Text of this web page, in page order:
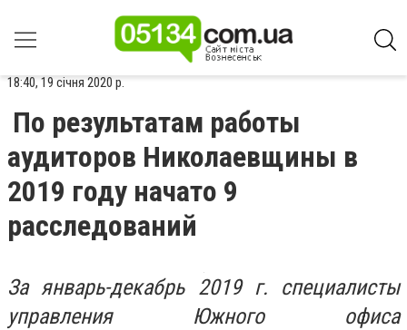
18:40, 19 січня 2020 р.
По результатам работы
аудиторов Николаевщины в
2019 году начато 9
расследований
За январь-декабрь 2019 г. специалисты
управления Южного офиса